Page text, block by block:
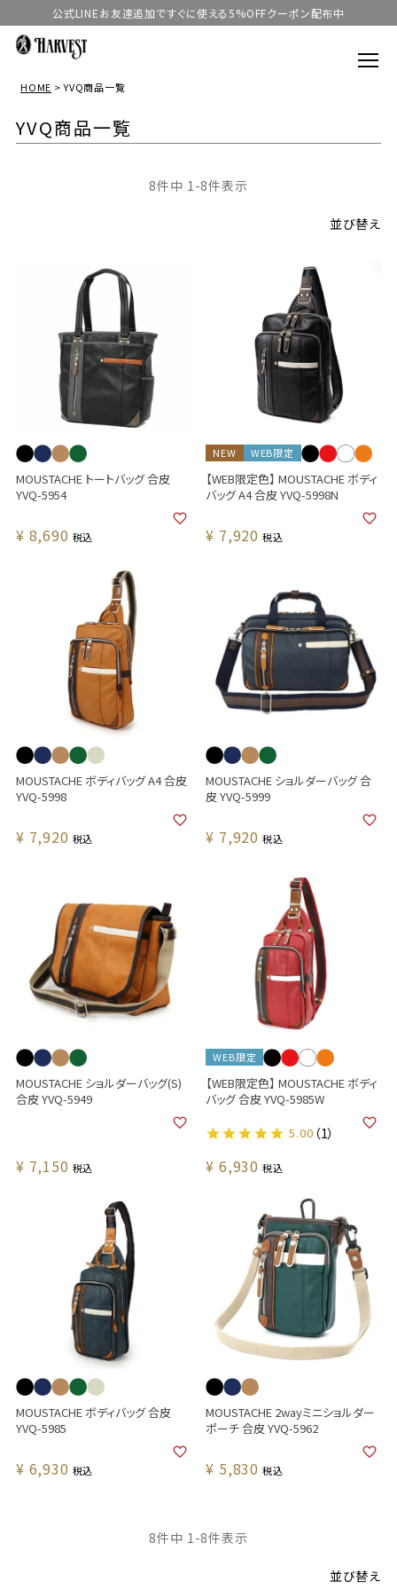
公式LINEお友達追加ですぐに使える5%OFFクーポン配布中
HOME YVQ商品一覧
YVQ商品一覧
並び替え
8件中 1 -8件表示
MOUSTACHE トートバッグ 合皮
YVQ-5954
¥ 8,690 税込
NEW WEB限定
【WEB限定色】 MOUSTACHE ボディ
バッグ A4 合皮 YVQ-5998N
¥ 7,920 税込
MOUSTACHE ボディバッグ A4 合皮
YVQ-5998
¥ 7,920 税込
MOUSTACHE ショルダーバッグ 合
皮 YVQ-5999
¥ 7,920 税込
MOUSTACHE ショルダーバッグ(S)
合皮 YVQ-5949
¥ 7,150 税込
WEB限定
【WEB限定色】 MOUSTACHE ボディ
バッグ 合皮 YVQ-5985W
¥ 6,930 税込
5.00 （1）
MOUSTACHE ボディバッグ 合皮
YVQ-5985
¥ 6,930 税込
MOUSTACHE 2wayミニショルダー
ポーチ 合皮 YVQ-5962
¥ 5,830 税込
並び替え
8件中 1-8件表示